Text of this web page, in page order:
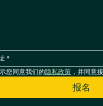
您同意我们的隐私政策，并同意
报名